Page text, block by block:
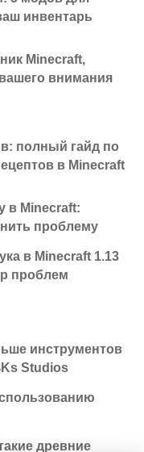
инвентарь
Minecraft,
внимания
полный гайд по
в Minecraft
в Minecraft:
проблему
в Minecraft 1.13
проблем
инструментов
Studios
древние